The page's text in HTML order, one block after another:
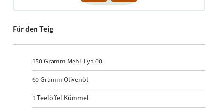
Für den Teig
150Gramm Mehl Typ 00
60Gramm Olivenöl
1 Teelöffel Kümmel